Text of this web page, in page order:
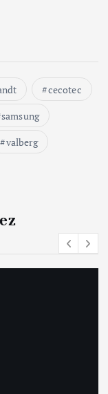
cecotec
samsung
valberg